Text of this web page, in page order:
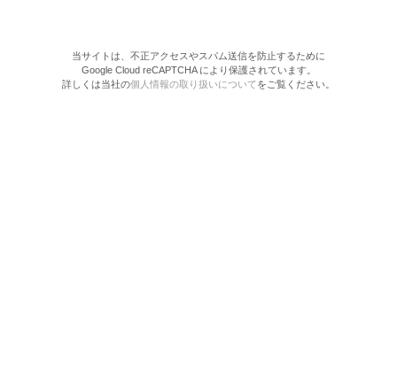
当サイトは、不正アクセスやスパム送信を防止するために
Google Cloud reCAPTCHA により保護されています。
詳しくは当社の個人情報の取り扱いについてをご覧ください。